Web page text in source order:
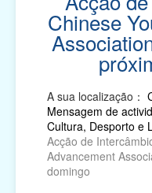
Saúde e Higiene
Serviços Sociais
Associações
Religião
Campanhas de
e Intermediárias
Chinese
A sua localização：
Mensagem de
Cultura, Desporto e
Acção de
Advancement
domingo